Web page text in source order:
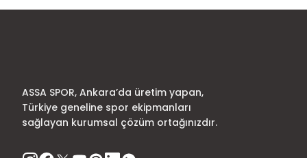
Ürün bilgilerinde hatalar bulunuyor.
ASSA SPOR, Ankara’da üretim yapan,
Türkiye geneline spor ekipmanları
sağlayan kurumsal çözüm ortağınızdır.